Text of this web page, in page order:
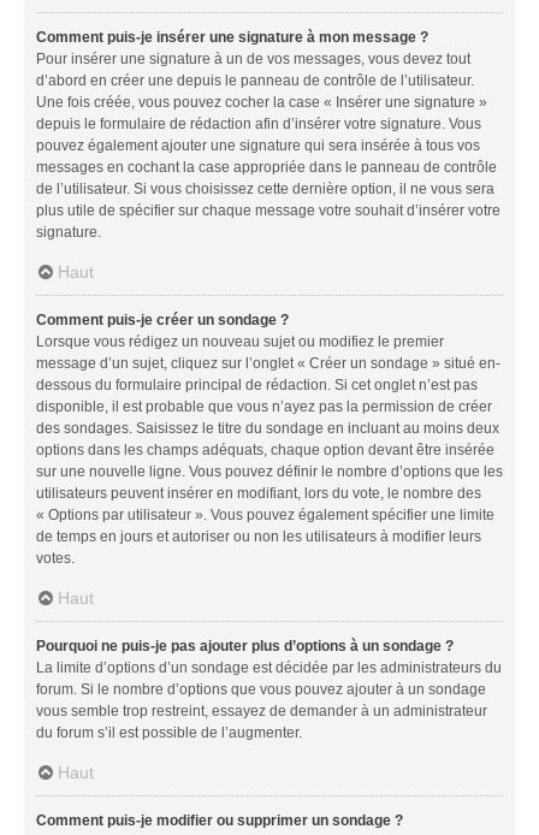
Comment puis-je insérer une signature à mon message ?
Pour insérer une signature à un de vos messages, vous devez tout
d’abord en créer une depuis le panneau de contrôle de l’utilisateur.
Une fois créée, vous pouvez cocher la case « Insérer une signature »
depuis le formulaire de rédaction afin d’insérer votre signature. Vous
pouvez également ajouter une signature qui sera insérée à tous vos
messages en cochant la case appropriée dans le panneau de contrôle
de l’utilisateur. Si vous choisissez cette dernière option, il ne vous sera
plus utile de spécifier sur chaque message votre souhait d’insérer votre
signature.
Haut
Comment puis-je créer un sondage ?
Lorsque vous rédigez un nouveau sujet ou modifiez le premier
message d’un sujet, cliquez sur l’onglet « Créer un sondage » situé en-
dessous du formulaire principal de rédaction. Si cet onglet n’est pas
disponible, il est probable que vous n’ayez pas la permission de créer
des sondages. Saisissez le titre du sondage en incluant au moins deux
options dans les champs adéquats, chaque option devant être insérée
sur une nouvelle ligne. Vous pouvez définir le nombre d’options que les
utilisateurs peuvent insérer en modifiant, lors du vote, le nombre des
« Options par utilisateur ». Vous pouvez également spécifier une limite
de temps en jours et autoriser ou non les utilisateurs à modifier leurs
votes.
Haut
Pourquoi ne puis-je pas ajouter plus d’options à un sondage ?
La limite d’options d’un sondage est décidée par les administrateurs du
forum. Si le nombre d’options que vous pouvez ajouter à un sondage
vous semble trop restreint, essayez de demander à un administrateur
du forum s’il est possible de l’augmenter.
Haut
Comment puis-je modifier ou supprimer un sondage ?